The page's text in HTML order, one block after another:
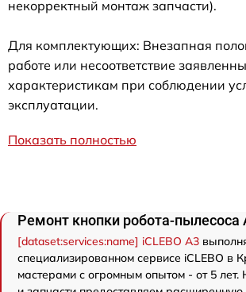
некорректный монтаж запчасти).
Для комплектующих: Внезапная
работе или несоответствие
характеристикам при соблюдении
эксплуатации.
Показать полностью
Ремонт кнопки робота-пылесоса
[dataset:services:name] iCLEBO A3
специализированном сервисе iCLEBO в
мастерами с огромным опытом - от 5